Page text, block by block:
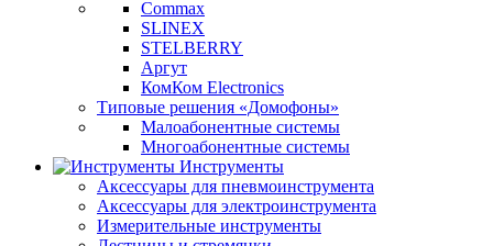
Commax
SLINEX
STELBERRY
Аргут
КомКом Electronics
Типовые решения «Домофоны»
Малоабонентные системы
Многоабонентные системы
Инструменты
Аксессуары для пневмоинструмента
Аксессуары для электроинструмента
Измерительные инструменты